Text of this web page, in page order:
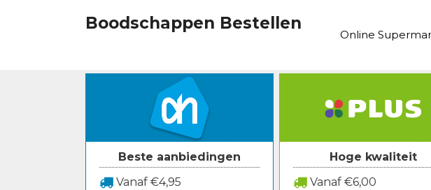
Boodschappen Bestellen
Online
Beste aanbiedingen
Vanaf €4,95
Hoge kwaliteit
Vanaf €6,00